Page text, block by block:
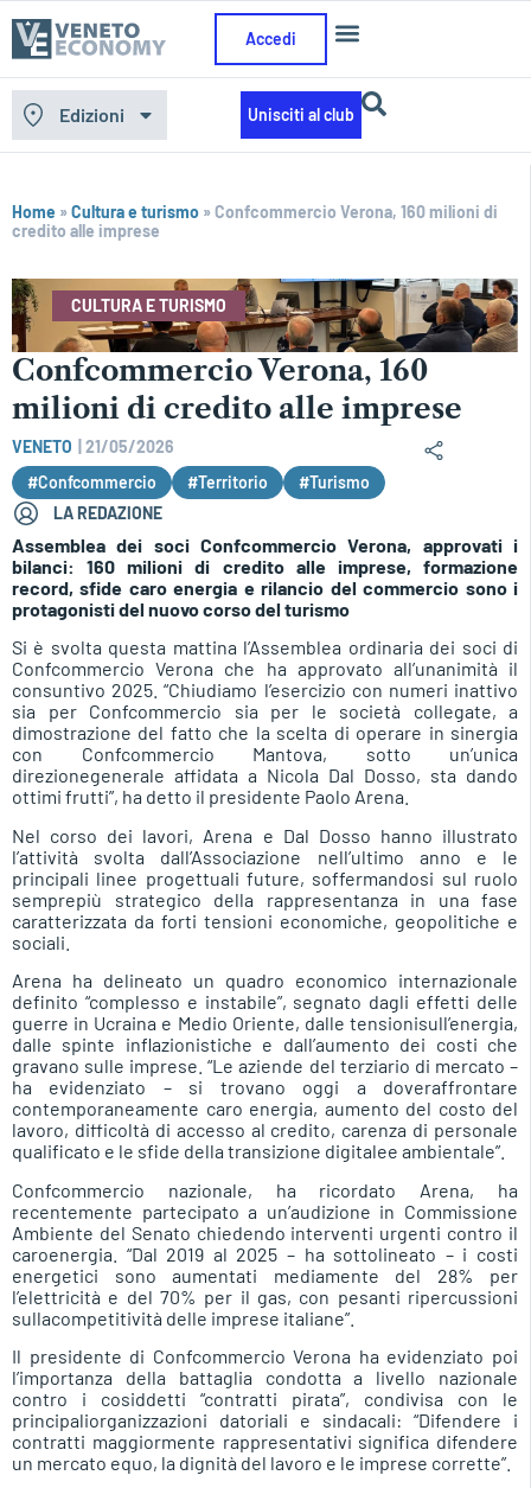
Accedi
Edizioni Unisciti al club
Home »Cultura e turismo »Confcommercio Verona, 160 milioni di
credito alle imprese
CULTURA E TURISMO
Confcommercio Verona, 160
milioni di credito alle imprese
VENETO
21/05/2026
#Confcommercio
#Territorio
#Turismo
LA REDAZIONE
Assemblea dei soci Confcommercio Verona, approvati i
bilanci:160 milioni di credito alle imprese, formazione
record, sfide caro energia e rilancio del commercio sono i
protagonisti del nuovo corso del turismo
Si è svolta questa mattina l’Assemblea ordinaria dei soci di
Confcommercio Verona che ha approvato all’unanimità il
consuntivo 2025. “Chiudiamo l’esercizio con numeri inattivo
sia per Confcommercio sia per le società collegate, a
dimostrazione del fatto che la scelta di operare in sinergia
con Confcommercio Mantova, sotto un’unica
direzionegenerale affidata a Nicola Dal Dosso, sta dando
ottimi frutti”, ha detto il presidente Paolo Arena.
Nel corso dei lavori, Arena e Dal Dosso hanno illustrato
l’attività svolta dall’Associazione nell’ultimo anno e le
principali linee progettuali future, soffermandosi sul ruolo
semprepiù strategico della rappresentanza in una fase
caratterizzata da forti tensioni economiche, geopolitiche e
sociali.
Arena ha delineato un quadro economico internazionale
definito “complesso e instabile”, segnato dagli effetti delle
guerre in Ucraina e Medio Oriente, dalle tensionisull’energia,
dalle spinte inflazionistiche e dall’aumento dei costi che
gravano sulle imprese. “Le aziende del terziario di mercato –
ha evidenziato – si trovano oggi a doveraffrontare
contemporaneamente caro energia, aumento del costo del
lavoro, difficoltà di accesso al credito, carenza di personale
qualificato e le sfide della transizione digitalee ambientale”.
Confcommercio nazionale, ha ricordato Arena, ha
recentemente partecipato a un’audizione in Commissione
Ambiente del Senato chiedendo interventi urgenti contro il
caroenergia. “Dal 2019 al 2025 – ha sottolineato – i costi
energetici sono aumentati mediamente del 28% per
l’elettricità e del 70% per il gas, con pesanti ripercussioni
sullacompetitività delle imprese italiane”.
Il presidente di Confcommercio Verona ha evidenziato poi
l’importanza della battaglia condotta a livello nazionale
contro i cosiddetti “contratti pirata”, condivisa con le
principaliorganizzazioni datoriali e sindacali: “Difendere i
contratti maggiormente rappresentativi significa difendere
un mercato equo, la dignità del lavoro e le imprese corrette”.